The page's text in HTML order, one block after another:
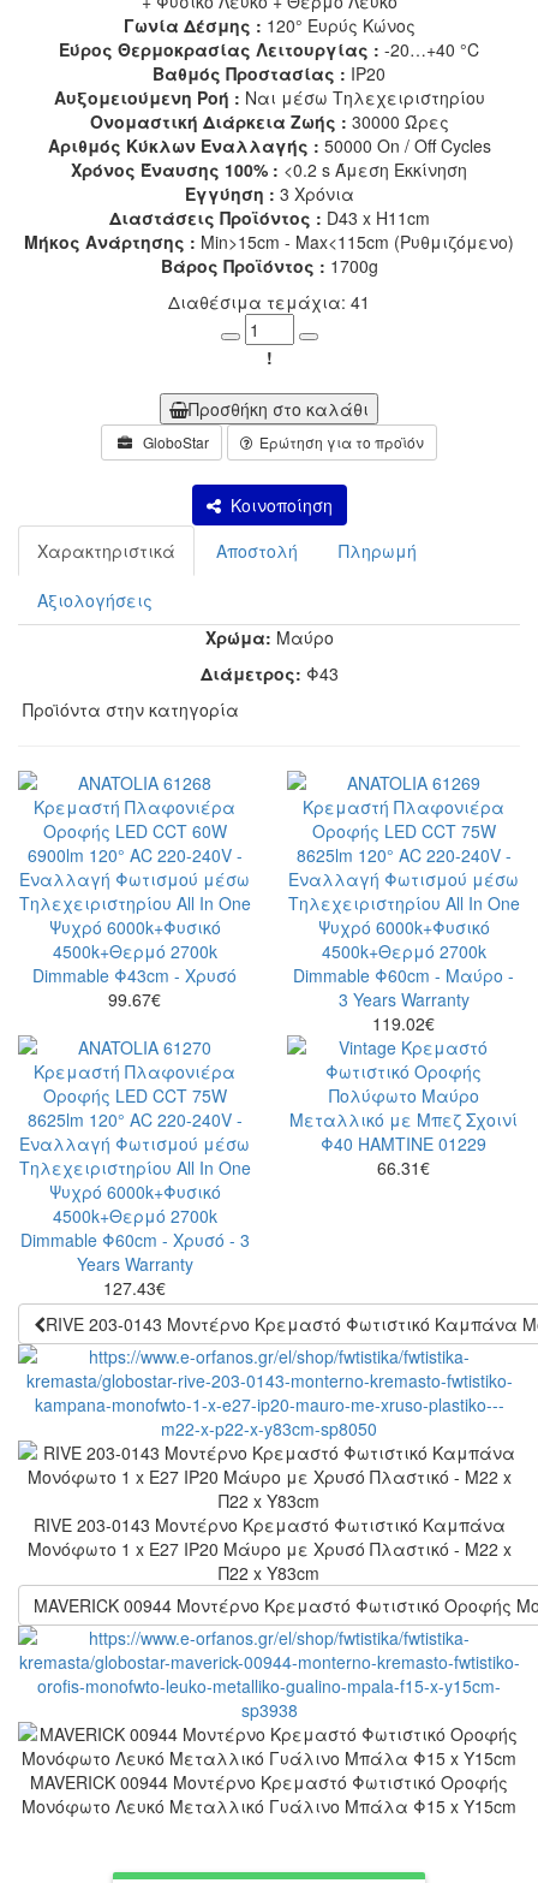
Γωνία Δέσμης : 120° Ευρύς Κώνος
Εύρος Θερμοκρασίας Λειτουργίας : -20…+40 °C
Βαθμός Προστασίας : IP20
Αυξομειούμενη Ροή : Ναι μέσω Τηλεχειριστηρίου
Ονομαστική Διάρκεια Ζωής : 30000 Ώρες
Αριθμός Κύκλων Εναλλαγής : 50000 On / Off Cycles
Χρόνος Έναυσης 100% : <0.2 s Άμεση Εκκίνηση
Εγγύηση : 3 Χρόνια
Διαστάσεις Προϊόντος : D43 x H11cm
Μήκος Ανάρτησης : Min>15cm - Max<115cm (Ρυθμιζόμενο)
Βάρος Προϊόντος : 1700g
Διαθέσιμα τεμάχια: 41
Minus
Plus
!
Προσθήκη στο καλάθι
GloboStar Ερώτηση για το προϊόν
Κοινοποίηση
Χαρακτηριστικά
Αποστολή Πληρωμή
Αξιολογήσεις
Χρώμα: Μαύρο
Διάμετρος: Φ43
Προϊόντα στην κατηγορία
99.67€
119.02€
127.43€
66.31€
RIVE 203-0143 Μοντέρνο Κρεμαστό Φωτιστικό Καμπάνα
RIVE 203-0143 Μοντέρνο Κρεμαστό Φωτιστικό Καμπάνα
Μονόφωτο 1 x E27 IP20 Μάυρο με Χρυσό Πλαστικό - Μ22 x
Π22 x Υ83cm
MAVERICK 00944 Μοντέρνο Κρεμαστό Φωτιστικό
MAVERICK 00944 Μοντέρνο Κρεμαστό Φωτιστικό Οροφής
Μονόφωτο Λευκό Μεταλλικό Γυάλινο Μπάλα Φ15 x Υ15cm